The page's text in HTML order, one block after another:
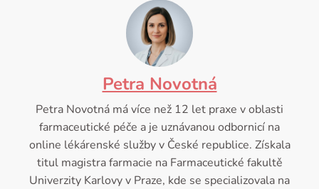
Petra Novotná
Petra Novotná má více než 12 let praxe v oblasti
farmaceutické péče a je uznávanou odbornicí na
online lékárenské služby v České republice. Získala
titul magistra farmacie na Farmaceutické fakultě
Univerzity Karlovy v Praze, kde se specializovala na